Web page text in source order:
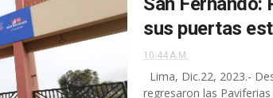
sus puertas
10:44 A.M.
Lima, Dic.22, 2023.-
regresaron las